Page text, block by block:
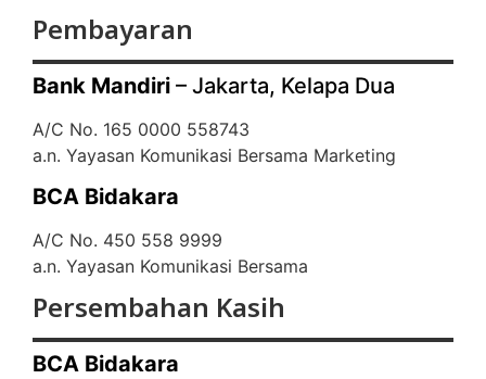
Pembayaran
Bank Mandiri – Jakarta, Kelapa Dua
A/C No. 165 0000 558743
a.n. Yayasan Komunikasi Bersama Marketing
BCA Bidakara
A/C No. 450 558 9999
a.n. Yayasan Komunikasi Bersama
Persembahan Kasih
BCA Bidakara